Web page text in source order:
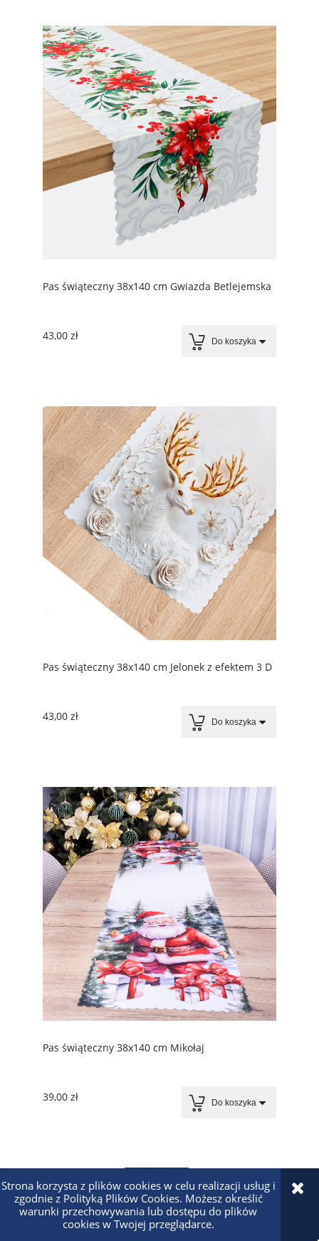
Strona korzysta z plików cookies w celu realizacji usług i
zgodnie z Polityką Plików Cookies. Możesz określić
warunki przechowywania lub dostępu do plików
cookies w Twojej przeglądarce.
Pas świąteczny 38x140 cm Gwiazda Betlejemska
43,00 zł Do koszyka
Pas świąteczny 38x140 cm Jelonek z efektem 3 D
43,00 zł Do koszyka
Pas świąteczny 38x140 cm Mikołaj
39,00 zł Do koszyka